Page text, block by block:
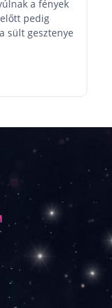
a fények
pedig
sült gesztenye